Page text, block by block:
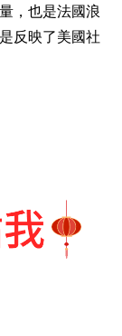
，也是法國浪
反映了美國社